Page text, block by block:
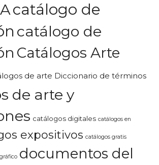
catálogo de
catálogo de
Catálogos Arte
de arte Diccionario de términos
de arte y
catálogos digitales catálogos en
expositivos catálogos gratis
documentos del